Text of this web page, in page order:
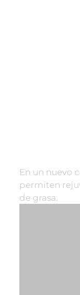
En un nuevo
permiten
de grasa.